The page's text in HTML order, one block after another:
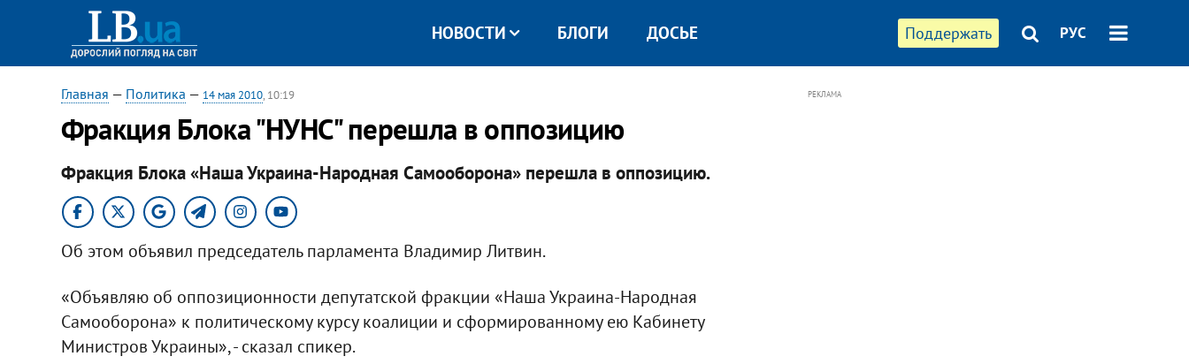
Поддержать РУС
НОВОСТИ БЛОГИ ДОСЬЕ
Главная — Политика — 14 мая 2010, 10:19
Фракция Блока "НУНС" перешла в оппозицию
Фракция Блока «Наша Украина-Народная Самооборона» перешла в оппозицию.
Об этом объявил председатель парламента Владимир Литвин.
«Объявляю об оппозиционности депутатской фракции «Наша Украина-Народная
Самооборона» к политическому курсу коалиции и сформированному ею Кабинету
Министров Украины», - сказал спикер.
РЕКЛАМА